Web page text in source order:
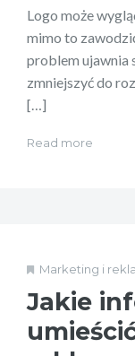
Logo może
mimo to
problem ujawnia
zmniejszyć do
[…]
Read more
Marketing i
Jakie